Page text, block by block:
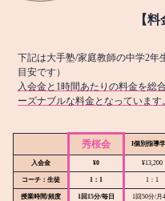
【
下記は大手塾/家庭教師の中学2
目安です）
入会金と1時間あたりの料金を総
ーズナブルな料金となっています
秀桜会 I個別指導
入会金 ¥0 ¥13,200
コーチ：生徒 1：1 1：1
授業時間/頻度 1回15分/毎日 1回50分/月